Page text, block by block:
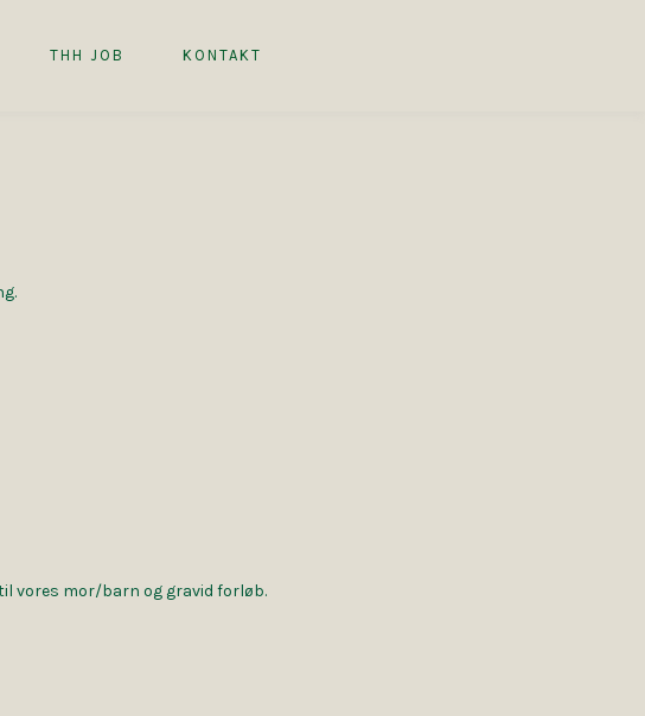
THH JOB KONTAKT
vores mor/barn og gravid forløb.